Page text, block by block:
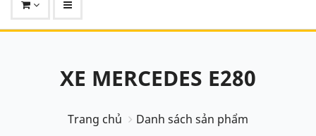
XE MERCEDES E280
Trang chủ Danh sách sản phẩm